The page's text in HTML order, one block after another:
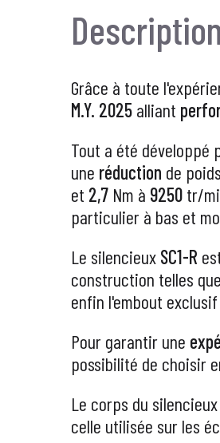
Description
Grâce à toute
M.Y. 2025alliant
Tout a été développé
une réduction de poids
et 2,7 Nm à 9250 tr/
particulier à bas et
Le silencieux SC1-R
construction telles
enfin l'embout
Pour garantir une
possibilité de choisir
Le corps du
celle utilisée sur les